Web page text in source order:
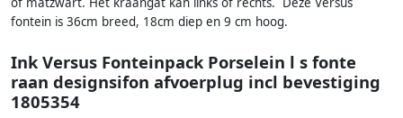
fontein is 36cm breed, 18cm diep en 9 cm hoog.
Ink Versus Fonteinpack Porselein l s fonte
raan designsifon afvoerplug incl bevestiging
1805354